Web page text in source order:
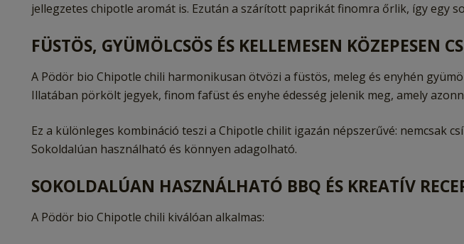
jellegzetes chipotle aromát is. Ezután a szárított paprikát finomra őrlik, így egy
FÜSTÖS, GYÜMÖLCSÖS ÉS KELLEMESEN KÖZEPESEN
A Pödör bio Chipotle chili harmonikusan ötvözi a füstös, meleg és enyhén
Illatában pörkölt jegyek, finom fafüst és enyhe édesség jelenik meg, amely
Ez a különleges kombináció teszi a Chipotle chilit igazán népszerűvé: nemcsak
Sokoldalúan használható és könnyen adagolható.
SOKOLDALÚAN HASZNÁLHATÓ BBQ ÉS KREATÍV
A Pödör bio Chipotle chili kiválóan alkalmas: